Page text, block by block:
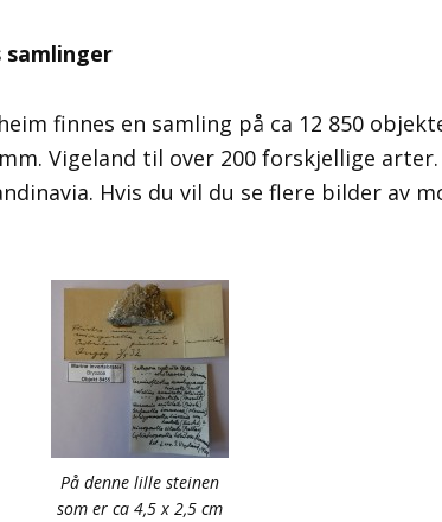
samlinger
finnes en samling på ca 12 850
Vigeland til over 200 forskjellige
Hvis du vil du se flere bilder av
På denne lille steinen
som er ca 4,5 x 2,5 cm